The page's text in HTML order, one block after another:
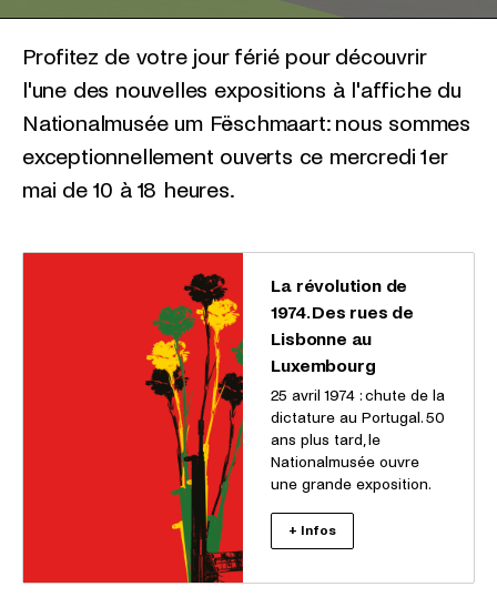
Profitez de votre jour férié pour découvrir
l'une des nouvelles expositions à l'affiche du
Nationalmusée um Fëschmaart: nous sommes
exceptionnellement ouverts ce mercredi 1er
mai de 10 à 18 heures.
La révolution de
1974. Des rues de
Lisbonne au
Luxembourg
25 avril 1974 : chute de la
dictature au Portugal. 50
ans plus tard, le
Nationalmusée ouvre
une grande exposition.
+ Infos